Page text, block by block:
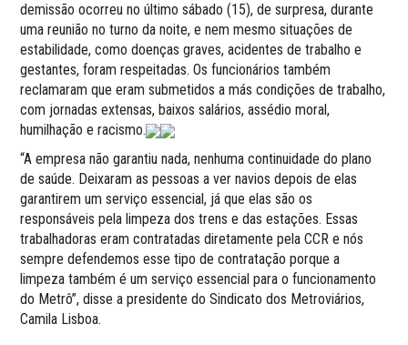
demissão ocorreu no último sábado (15), de surpresa, durante
uma reunião no turno da noite, e nem mesmo situações de
estabilidade, como doenças graves, acidentes de trabalho e
gestantes, foram respeitadas. Os funcionários também
reclamaram que eram submetidos a más condições de trabalho,
com jornadas extensas, baixos salários, assédio moral,
humilhação e racismo.
“A empresa não garantiu nada, nenhuma continuidade do plano
de saúde. Deixaram as pessoas a ver navios depois de elas
garantirem um serviço essencial, já que elas são os
responsáveis pela limpeza dos trens e das estações. Essas
trabalhadoras eram contratadas diretamente pela CCR e nós
sempre defendemos esse tipo de contratação porque a
limpeza também é um serviço essencial para o funcionamento
do Metrô”, disse a presidente do Sindicato dos Metroviários,
Camila Lisboa.